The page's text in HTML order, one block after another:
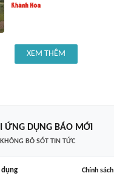
XEM THÊM
ỨNG DỤNG BÁO MỚI
BỎ SÓT TIN TỨC
Chính